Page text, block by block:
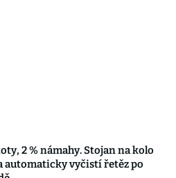
2 % námahy. Stojan na kolo
automaticky vyčistí řetěz po